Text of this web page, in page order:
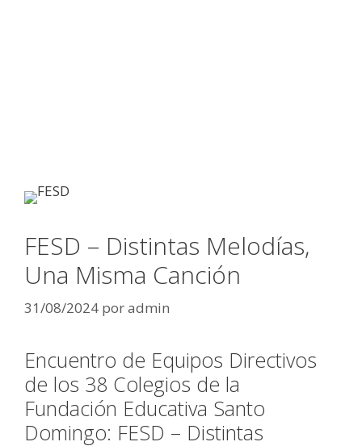
FESD – Distintas Melodías,
Una Misma Canción
31/08/2024 poradmin
Encuentro de Equipos Directivos
de los 38 Colegios de la
Fundación Educativa Santo
Domingo: FESD – Distintas